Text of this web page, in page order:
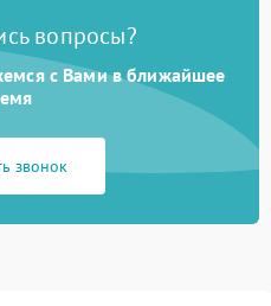
вопросы?
с Вами в ближайшее
звонок